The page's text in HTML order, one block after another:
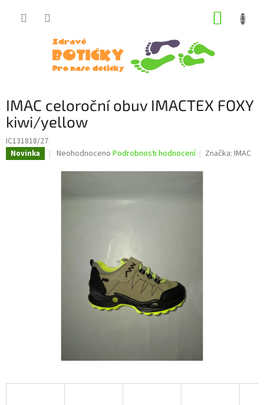
IMAC celoroční obuv IMACTEX FOXY
kiwi/yellow
IC131818/27
Novinka
Průměrné
produktu
Neohodnoceno Podrobnosti hodnocení Značka:IMAC